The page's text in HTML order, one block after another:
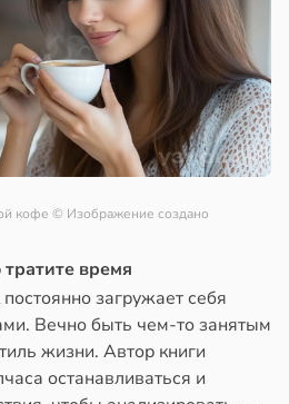
кофе © Изображение создано
время
загружает себя
Вечно быть чем-то занятым
жизни. Автор книги
останавливаться и